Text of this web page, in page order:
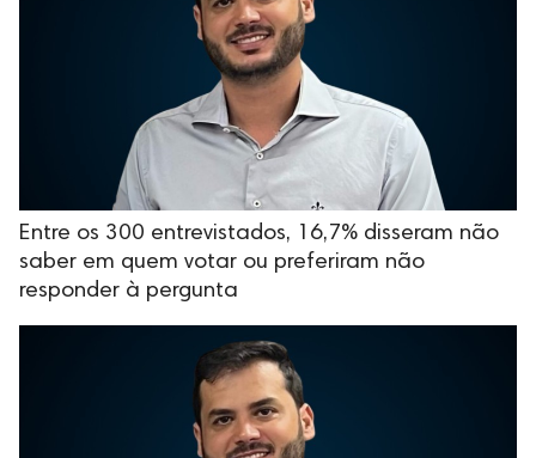
Entre os 300 entrevistados, 16,7% disseram não
saber em quem votar ou preferiram não
responder à pergunta